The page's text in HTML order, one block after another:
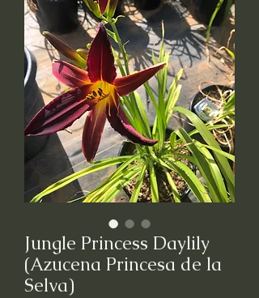
Jungle Princess Daylily
(Azucena Princesa de la
Selva)